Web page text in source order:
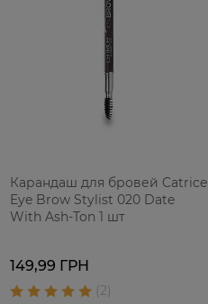
Карандаш для бровей Catrice
Eye Brow Stylist 020 Date
With Ash-Ton 1 шт
149,99 ГРН